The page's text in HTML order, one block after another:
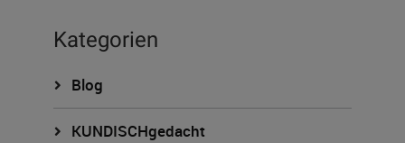
Kategorien
Blog
KUNDISCHgedacht